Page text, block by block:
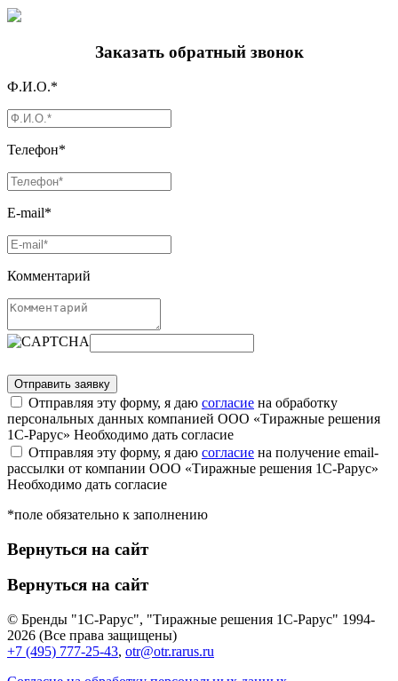
Заказать обратный звонок
Ф.И.О.*
Телефон*
E-mail*
Комментарий
Отправляя эту форму, я даю согласие на обработку
персональных данных компанией ООО «Тиражные решения
1С-Рарус» Необходимо дать согласие
Отправляя эту форму, я даю согласие на получение email-
рассылки от компании ООО «Тиражные решения 1С-Рарус»
Необходимо дать согласие
*поле обязательно к заполнению
Вернуться на сайт
Вернуться на сайт
© Бренды "1С-Рарус", "Тиражные решения 1С-Рарус" 1994-
2026 (Все права защищены)
+7 (495) 777-25-43, otr@otr.rarus.ru